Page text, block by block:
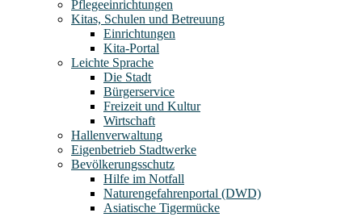
Pflegeeinrichtungen
Kitas, Schulen und Betreuung
Einrichtungen
Kita-Portal
Leichte Sprache
Die Stadt
Bürgerservice
Freizeit und Kultur
Wirtschaft
Hallenverwaltung
Eigenbetrieb Stadtwerke
Bevölkerungsschutz
Hilfe im Notfall
Naturengefahrenportal (DWD)
Asiatische Tigermücke